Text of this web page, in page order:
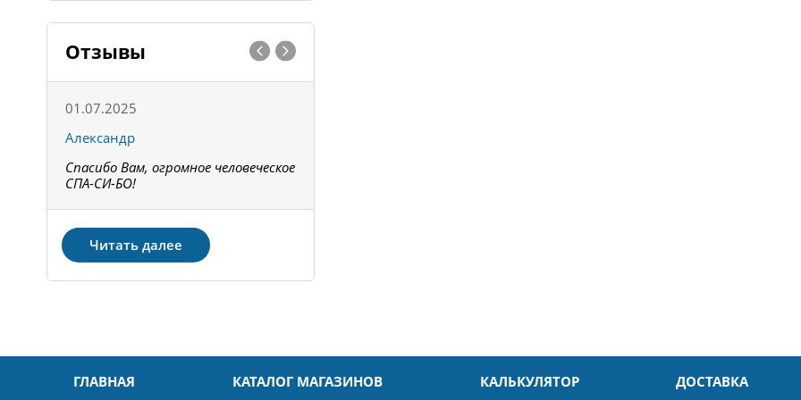
Отзывы
01.07.2025
Александр
Спасибо Вам, огромное человеческое
СПА-СИ-БО!
Читать далее
ГЛАВНАЯ КАТАЛОГ МАГАЗИНОВ КАЛЬКУЛЯТОР ДОСТАВКА